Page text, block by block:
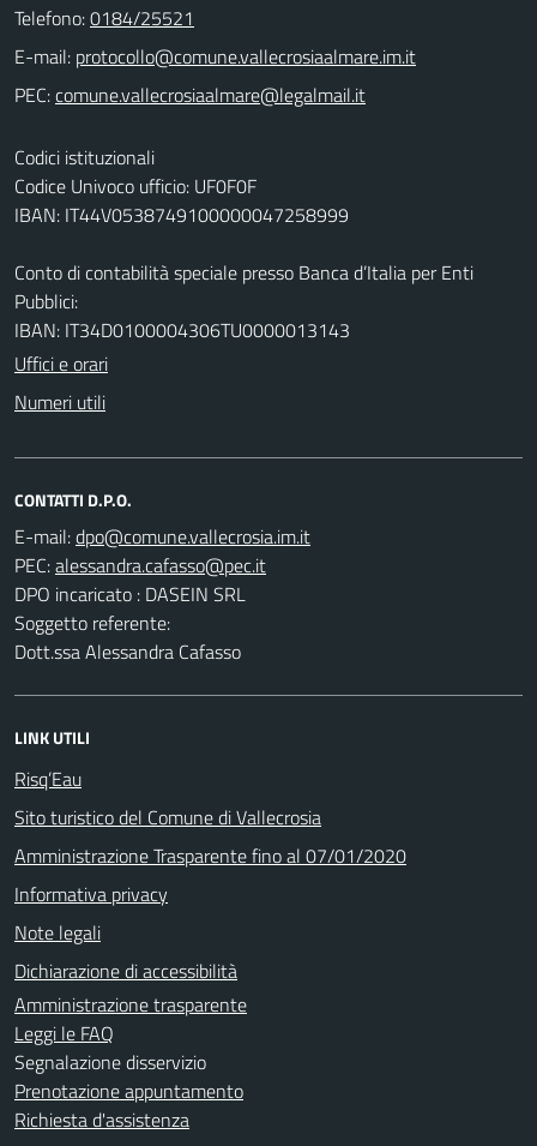
Telefono:0184/25521
E-mail:
PEC:
Codici istituzionali
Codice Univoco ufficio: UF0F0F
IBAN: IT44V0538749100000047258999
Conto di contabilità speciale presso Banca d’Italia per Enti
Pubblici:
IBAN: IT34D0100004306TU0000013143
Uffici e orari
Numeri utili
CONTATTI D.P.O.
E-mail:
PEC:
DPO incaricato : DASEIN SRL
Soggetto referente:
Dott.ssa Alessandra Cafasso
LINK UTILI
Risq’Eau
Sito turistico del Comune di Vallecrosia
Amministrazione Trasparente fino al 07/01/2020
Informativa privacy
Note legali
Dichiarazione di accessibilità
Amministrazione trasparente
Leggi le FAQ
Segnalazione disservizio
Prenotazione appuntamento
Richiesta d'assistenza